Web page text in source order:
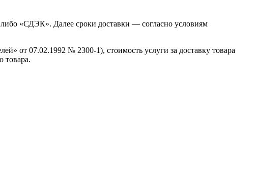
«СДЭК». Далее сроки доставки — согласно условиям
от 07.02.1992 № 2300-1), стоимость услуги за доставку товара
товара.